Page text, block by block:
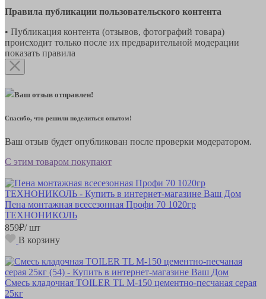
Правила публикации пользовательского контента
• Публикация контента (отзывов, фотографий товара)
происходит только после их предварительной модерации
показать правила
Ваш отзыв отправлен!
Спасибо, что решили поделиться опытом!
Ваш отзыв будет опубликован после проверки модератором.
С этим товаром покупают
Пена монтажная всесезонная Профи 70 1020гр
ТЕХНОНИКОЛЬ
859₽/ шт
В корзину
Смесь кладочная TOILER TL М-150 цементно-песчаная серая
25кг